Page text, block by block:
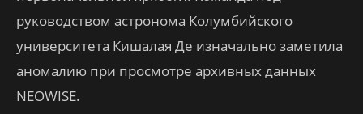
руководством астронома Колумбийского
университета Кишалая Де изначально заметила
аномалию при просмотре архивных данных
NEOWISE.